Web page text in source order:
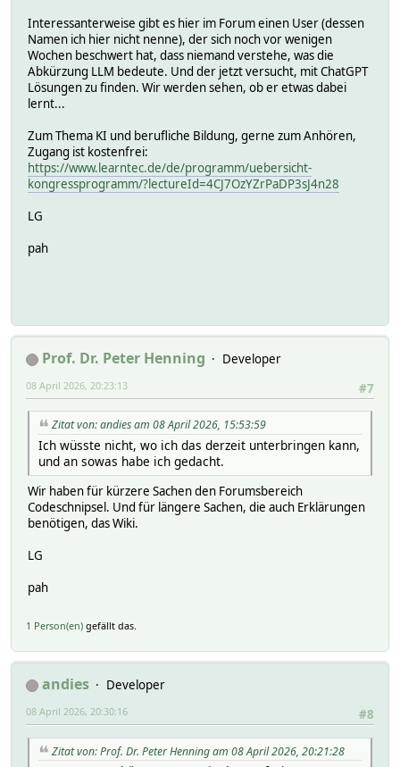
Interessanterweise gibt es hier im Forum einen User (dessen
Namen ich hier nicht nenne), der sich noch vor wenigen
Wochen beschwert hat, dass niemand verstehe, was die
Abkürzung LLM bedeute. Und der jetzt versucht, mit ChatGPT
Lösungen zu finden. Wir werden sehen, ob er etwas dabei
lernt...
Zum Thema KI und berufliche Bildung, gerne zum Anhören,
Zugang ist kostenfrei:
https://www.learntec.de/de/programm/uebersicht-
kongressprogramm/?lectureId=4CJ7OzYZrPaDP3sJ4n28
LG
pah
Prof. Dr. Peter Henning
Developer
#7
08 April 2026, 20:23:13
Zitat von: andies am 08 April 2026, 15:53:59
Ich wüsste nicht, wo ich das derzeit unterbringen kann,
und an sowas habe ich gedacht.
Wir haben für kürzere Sachen den Forumsbereich
Codeschnipsel. Und für längere Sachen, die auch Erklärungen
benötigen, das Wiki.
LG
pah
1 Person(en) gefällt das.
andies
Developer
#8
08 April 2026, 20:30:16
Zitat von: Prof. Dr. Peter Henning am 08 April 2026, 20:21:28